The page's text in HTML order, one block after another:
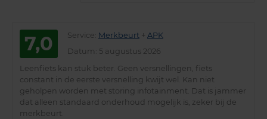
7,0 Service Merkbeurt + APK
Datum : 5 augustus 2026
Leenfiets kan stuk beter. Geen versnellingen, fiets
constant in de eerste versnelling kwijt wel. Kan niet
geholpen worden met storing infotainment. Dat is jammer
dat alleen standaard onderhoud mogelijk is, zeker bij de
merkbeurt.